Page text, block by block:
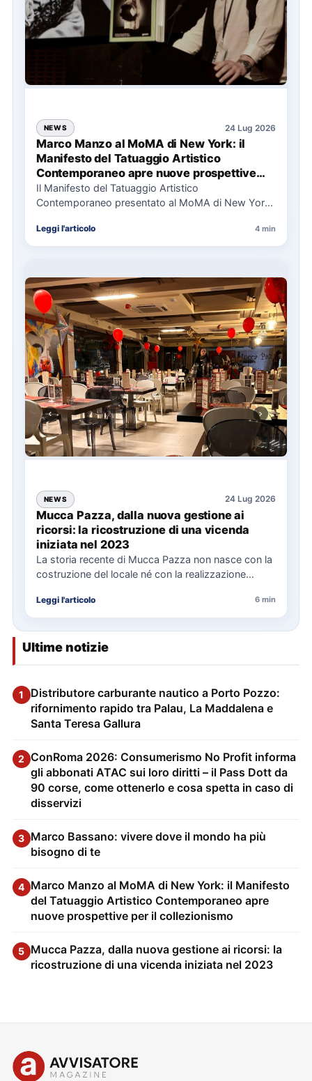
NEWS 24 Lug 2026
Marco Manzo al MoMA di New York: il
Manifesto del Tatuaggio Artistico
Contemporaneo apre nuove prospettive
per il collezionismo
Il Manifesto del Tatuaggio Artistico
Contemporaneo presentato al MoMA di New York
Leggi l'articolo 4 min
NEWS 24 Lug 2026
Mucca Pazza, dalla nuova gestione ai
ricorsi: la ricostruzione di una vicenda
iniziata nel 2023
La storia recente di Mucca Pazza non nasce con la
costruzione del locale né con la realizzazione
Leggi l'articolo 6 min
Ultime notizie
1
Distributore carburante nautico a Porto Pozzo:
rifornimento rapido tra Palau, La Maddalena e
Santa Teresa Gallura
2 ConRoma 2026: Consumerismo No Profit informa
gli abbonati ATAC sui loro diritti – il Pass Dott da
90 corse, come ottenerlo e cosa spetta in caso di
disservizi
3 Marco Bassano: vivere dove il mondo ha più
bisogno di te
4 Marco Manzo al MoMA di New York: il Manifesto
del Tatuaggio Artistico Contemporaneo apre
nuove prospettive per il collezionismo
5 Mucca Pazza, dalla nuova gestione ai ricorsi: la
ricostruzione di una vicenda iniziata nel 2023